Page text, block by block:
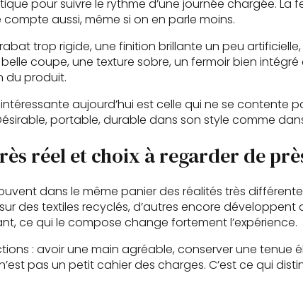
pour suivre le rythme d’une journée chargée. La
aussi, même si on en parle moins.
trop rigide, une finition brillante un peu
coupe, une texture sobre, un fermoir bien
du produit.
aujourd’hui est celle qui ne se contente
portable, durable dans son style comme
réel et choix à regarder de
dans le même panier des réalités très
des textiles recyclés, d’autres encore
ce qui le compose change fortement l’expérience.
: avoir une main agréable, conserver une tenue
pas un petit cahier des charges. C’est ce qui